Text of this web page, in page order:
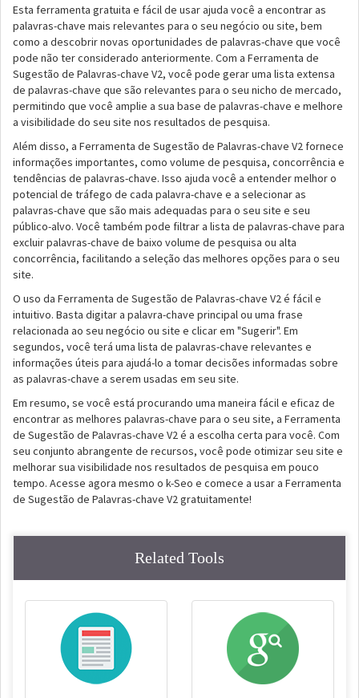
Esta ferramenta gratuita e fácil de usar ajuda você a encontrar as
palavras-chave mais relevantes para o seu negócio ou site, bem
como a descobrir novas oportunidades de palavras-chave que você
pode não ter considerado anteriormente. Com a Ferramenta de
Sugestão de Palavras-chave V2, você pode gerar uma lista extensa
de palavras-chave que são relevantes para o seu nicho de mercado,
permitindo que você amplie a sua base de palavras-chave e melhore
a visibilidade do seu site nos resultados de pesquisa.
Além disso, a Ferramenta de Sugestão de Palavras-chave V2 fornece
informações importantes, como volume de pesquisa, concorrência e
tendências de palavras-chave. Isso ajuda você a entender melhor o
potencial de tráfego de cada palavra-chave e a selecionar as
palavras-chave que são mais adequadas para o seu site e seu
público-alvo. Você também pode filtrar a lista de palavras-chave para
excluir palavras-chave de baixo volume de pesquisa ou alta
concorrência, facilitando a seleção das melhores opções para o seu
site.
O uso da Ferramenta de Sugestão de Palavras-chave V2 é fácil e
intuitivo. Basta digitar a palavra-chave principal ou uma frase
relacionada ao seu negócio ou site e clicar em "Sugerir". Em
segundos, você terá uma lista de palavras-chave relevantes e
informações úteis para ajudá-lo a tomar decisões informadas sobre
as palavras-chave a serem usadas em seu site.
Em resumo, se você está procurando uma maneira fácil e eficaz de
encontrar as melhores palavras-chave para o seu site, a Ferramenta
de Sugestão de Palavras-chave V2 é a escolha certa para você. Com
seu conjunto abrangente de recursos, você pode otimizar seu site e
melhorar sua visibilidade nos resultados de pesquisa em pouco
tempo. Acesse agora mesmo o k-Seo e comece a usar a Ferramenta
de Sugestão de Palavras-chave V2 gratuitamente!
Related Tools